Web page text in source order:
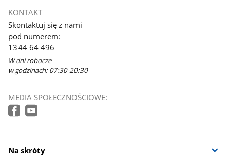
KONTAKT
Skontaktuj się z nami
pod numerem:
13 44 64 496
W dni robocze
w godzinach: 07:30-20:30
MEDIA SPOŁECZNOŚCIOWE:
Na skróty